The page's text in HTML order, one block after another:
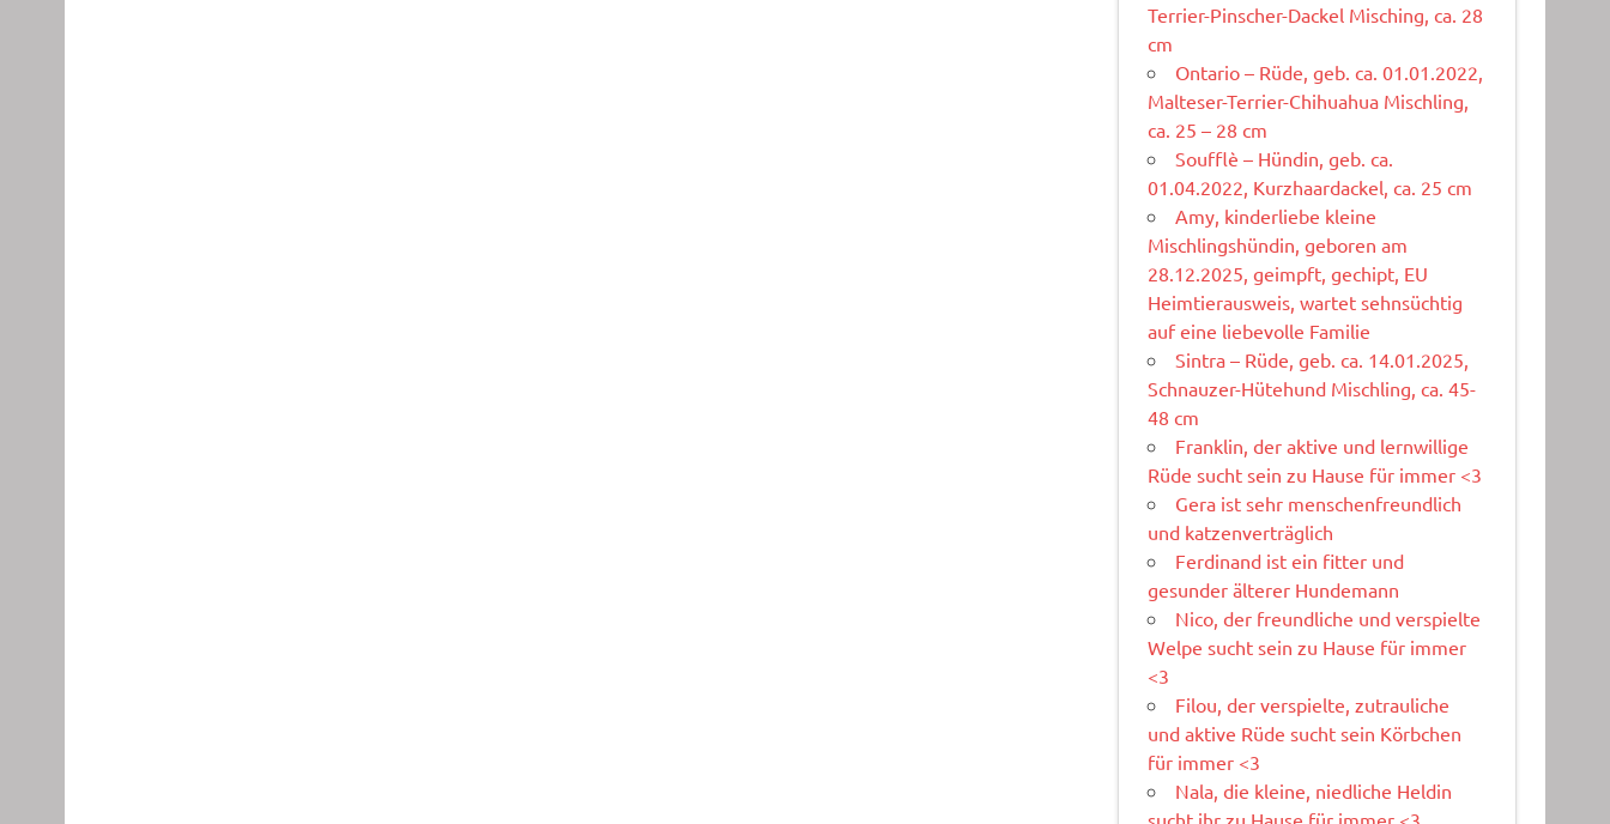
Terrier-Pinscher-Dackel Misching, ca. 28
cm
Ontario – Rüde, geb. ca. 01.01.2022,
Malteser-Terrier-Chihuahua Mischling,
ca. 25 – 28 cm
Soufflè – Hündin, geb. ca.
01.04.2022, Kurzhaardackel, ca. 25 cm
Amy, kinderliebe kleine
Mischlingshündin, geboren am
28.12.2025, geimpft, gechipt, EU
Heimtierausweis, wartet sehnsüchtig
auf eine liebevolle Familie
Sintra – Rüde, geb. ca. 14.01.2025,
Schnauzer-Hütehund Mischling, ca. 45-
48 cm
Franklin, der aktive und lernwillige
Rüde sucht sein zu Hause für immer <3
Gera ist sehr menschenfreundlich
und katzenverträglich
Ferdinand ist ein fitter und
gesunder älterer Hundemann
Nico, der freundliche und verspielte
Welpe sucht sein zu Hause für immer
<3
Filou, der verspielte, zutrauliche
und aktive Rüde sucht sein Körbchen
für immer <3
Nala, die kleine, niedliche Heldin